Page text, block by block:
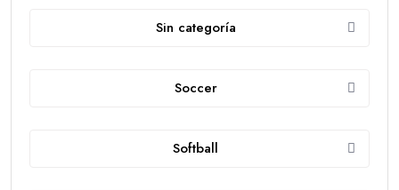
Sin categoría
Soccer
Softball